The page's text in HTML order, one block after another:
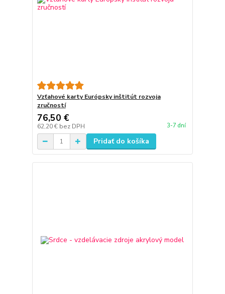
Vzťahové karty Európsky inštitút rozvoja
zručností
76,50 €
62,20 € bez DPH 3-7 dní
Pridať do košíka